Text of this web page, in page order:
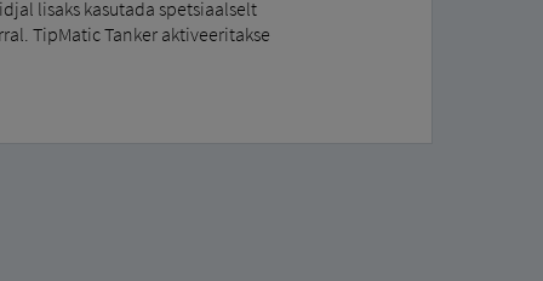
lisaks kasutada spetsiaalselt
TipMatic Tanker aktiveeritakse